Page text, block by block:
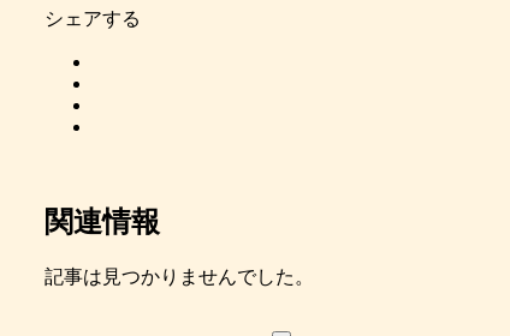
シェアする
関連情報
記事は見つかりませんでした。